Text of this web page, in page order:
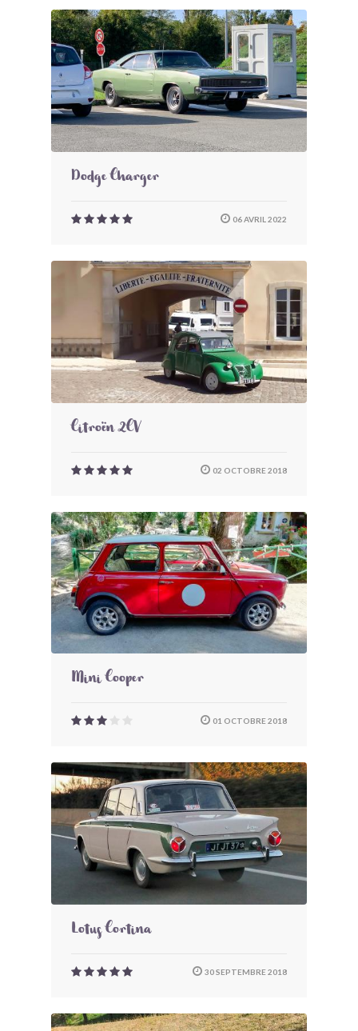
Dodge Charger
06 AVRIL 2022
Citroën 2CV
02 OCTOBRE 2018
Mini Cooper
01 OCTOBRE 2018
Lotus Cortina
30 SEPTEMBRE 2018